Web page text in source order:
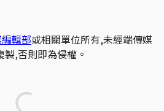
輯部或相關單位所有,未經端傳媒
,否則即為侵權。